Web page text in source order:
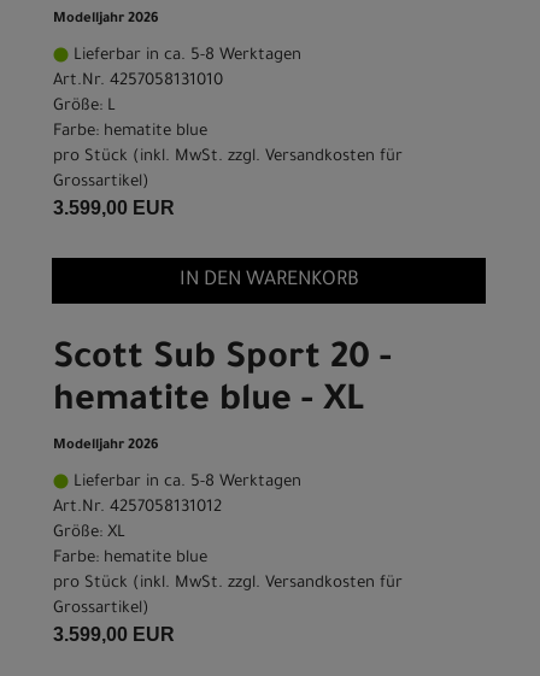
Modelljahr 2026
Lieferbar in ca. 5-8 Werktagen
Art.Nr. 4257058131010
Größe: L
Farbe: hematite blue
pro Stück (inkl. MwSt. zzgl. Versandkosten für
Grossartikel)
3.599,00 EUR
IN DEN WARENKORB
Scott Sub Sport 20 -
hematite blue - XL
Modelljahr 2026
Lieferbar in ca. 5-8 Werktagen
Art.Nr. 4257058131012
Größe: XL
Farbe: hematite blue
pro Stück (inkl. MwSt. zzgl. Versandkosten für
Grossartikel)
3.599,00 EUR